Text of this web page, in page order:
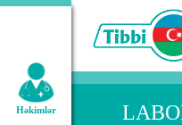
Geniş
Həkimlər